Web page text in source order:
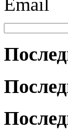
Email